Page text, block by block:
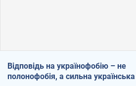
Відповідь на українофобію – не
полонофобія, а сильна